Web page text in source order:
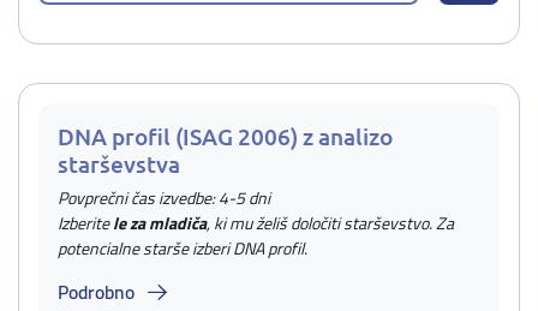
DNA profil (ISAG 2006) z analizo
starševstva
Povprečni čas izvedbe: 4-5 dni
Izberitele za mladiča, ki mu želiš določiti starševstvo. Za
potencialne starše izberi DNA profil.
Podrobno